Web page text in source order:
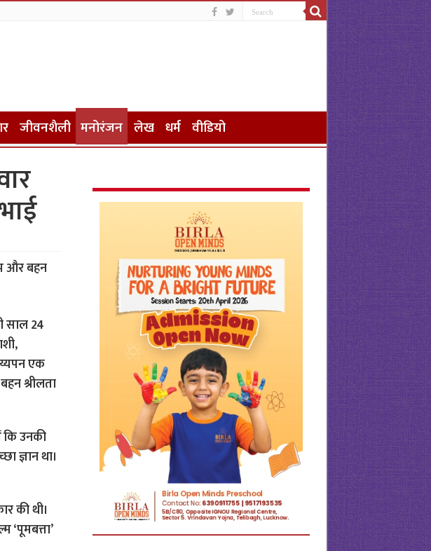
जीवनशैली मनोरंजन लेख धर्म वीडियो
और बहन
साल 24
एक
श्रीलता
कि उनकी
ज्ञान था।
की थी।